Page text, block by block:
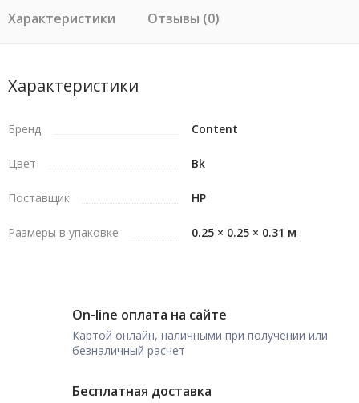
Характеристики Отзывы (0)
Характеристики
Бренд Content
Цвет Bk
Поставщик HP
Размеры в упаковке 0.25 × 0.25 × 0.31 м
On-line оплата на сайте
Картой онлайн, наличными при получении или
безналичный расчет
Бесплатная доставка